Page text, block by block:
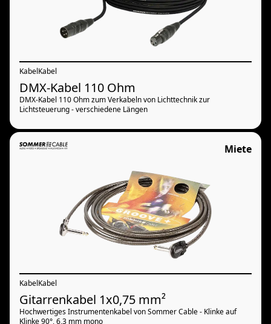
KabelKabel
DMX-Kabel 110 Ohm
DMX-Kabel 110 Ohm zum Verkabeln von Lichttechnik zur
Lichtsteuerung - verschiedene Längen
Miete
KabelKabel
Gitarrenkabel 1x0,75 mm²
Hochwertiges Instrumentenkabel von Sommer Cable - Klinke auf
Klinke 90°, 6,3 mm mono